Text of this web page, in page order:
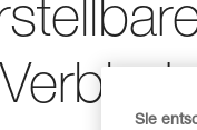
Sie